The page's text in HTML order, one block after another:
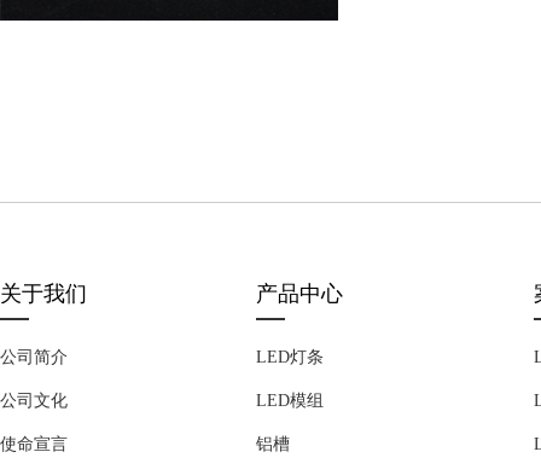
关于我们
公司简介
公司文化
使命宣言
产品中心
LED灯条
LED模组
铝槽